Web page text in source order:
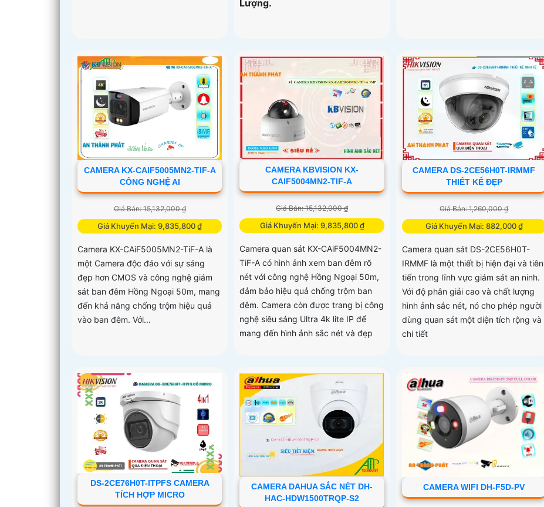
Lượng.
CAMERA KX-CAIF5005MN2-TIF-A
CÔNG NGHỆ AI
Giá Bán: 15,132,000 ₫
Giá Khuyến Mại: 9,835,800 ₫
Camera KX-CAiF5005MN2-TiF-A là
một Camera độc đáo với sự sáng
đẹp hơn CMOS và công nghệ giám
sát ban đêm Hồng Ngoại 50m, mang
đến khả năng chống trộm hiệu quả
vào ban đêm. Với...
CAMERA KBVISION KX-
CAIF5004MN2-TIF-A
Giá Bán: 15,132,000 ₫
Giá Khuyến Mại: 9,835,800 ₫
Camera quan sát KX-CAiF5004MN2-
TiF-A có hình ảnh xem ban đêm rõ
nét với công nghệ Hồng Ngoại 50m,
đảm bảo hiệu quả chống trộm ban
đêm. Camera còn được trang bị công
nghệ siêu sáng Ultra 4k lite IP để
mang đến hình ảnh sắc nét và đẹp
CAMERA DS-2CE56H0T-IRMMF
THIẾT KẾ ĐẸP
Giá Bán: 1,260,000 ₫
Giá Khuyến Mại: 882,000 ₫
Camera quan sát DS-2CE56H0T-
IRMMF là một thiết bị hiện đại và tiên
tiến trong lĩnh vực giám sát an ninh.
Với độ phân giải cao và chất lượng
hình ảnh sắc nét, nó cho phép người
dùng quan sát một diện tích rộng và
chi tiết
DS-2CE76H0T-ITPFS CAMERA
TÍCH HỢP MICRO
CAMERA DAHUA SẮC NÉT DH-
HAC-HDW1500TRQP-S2
CAMERA WIFI DH-F5D-PV